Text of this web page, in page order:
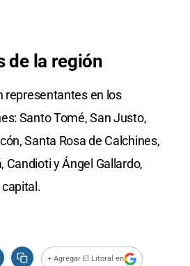
de la región
representantes en los
Santo Tomé, San Justo,
Santa Rosa de Calchines,
Candioti y Ángel Gallardo,
+ Agregar El Litoral en